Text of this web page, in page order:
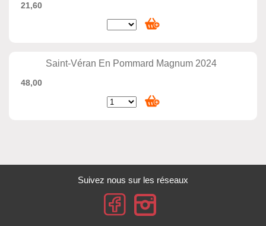
21,60
Saint-Véran En Pommard Magnum 2024
48,00
Suivez nous sur les réseaux